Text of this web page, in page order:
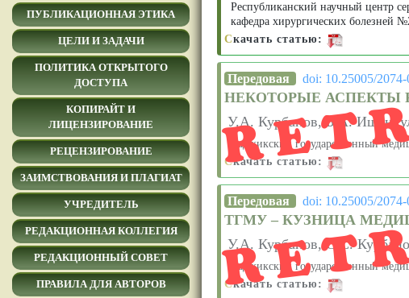
ПУБЛИКАЦИОННАЯ ЭТИКА
ЦЕЛИ И ЗАДАЧИ
ПОЛИТИКА ОТКРЫТОГО
ДОСТУПА
КОПИРАЙТ И
ЛИЦЕНЗИРОВАНИЕ
РЕЦЕНЗИРОВАНИЕ
ЗАИМСТВОВАНИЯ И ПЛАГИАТ
УЧРЕДИТЕЛЬ
РЕДАКЦИОННАЯ КОЛЛЕГИЯ
РЕДАКЦИОННЫЙ СОВЕТ
ПРАВИЛА ДЛЯ АВТОРОВ
Республиканский научный центр
кафедра хирургических
Скачать статью:
Передовая doi: 10.25005/
НЕКОТОРЫЕ АСПЕКТЫ
У.А. Курбанов, Б.А.
Таджикский государственный
Скачать статью:
Передовая doi: 10.25005/
ТГМУ – КУЗНИЦА
У.А. Курбанов, С.С.
Таджикский государственный
Скачать статью: